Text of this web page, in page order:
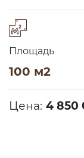
Площадь
100 м2
Цена: 4 850